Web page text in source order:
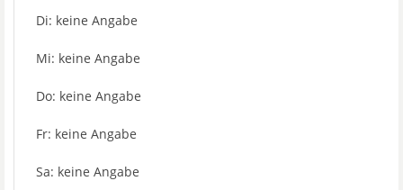
Di: keine Angabe
Mi: keine Angabe
Do: keine Angabe
Fr: keine Angabe
Sa: keine Angabe